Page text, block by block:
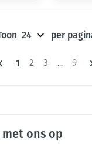
Pagina's
U lees momenteel
1 Pagina
2 Pagina
3 ... 9
per
ons op